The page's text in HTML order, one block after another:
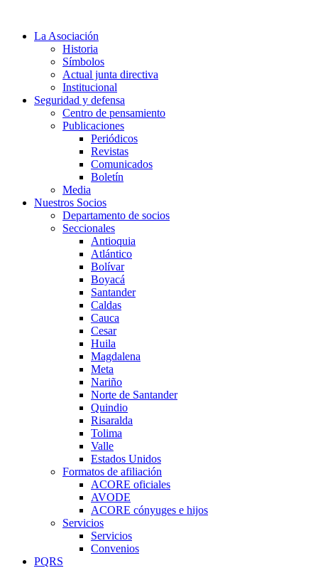
contenidoLa Asociación
Historia
Símbolos
Actual junta directiva
Institucional
Seguridad y defensa
Centro de pensamiento
Publicaciones
Periódicos
Revistas
Comunicados
Boletín
Media
Nuestros Socios
Departamento de socios
Seccionales
Antioquia
Atlántico
Bolívar
Boyacá
Santander
Caldas
Cauca
Cesar
Huila
Magdalena
Meta
Nariño
Norte de Santander
Quindio
Risaralda
Tolima
Valle
Estados Unidos
Formatos de afiliación
ACORE oficiales
AVODE
ACORE cónyuges e hijos
Servicios
Servicios
Convenios
PQRS